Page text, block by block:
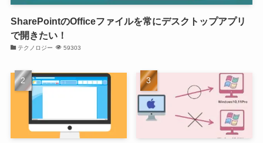
SharePointのOfficeファイルを常にデスクトップアプリ
で開きたい！
テクノロジー 59303